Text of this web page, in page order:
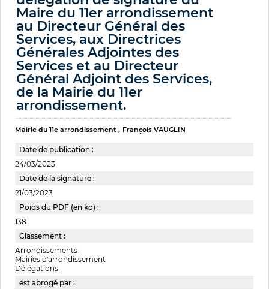
Maire du 11er arrondissement
au Directeur Général des
Services, aux Directrices
Générales Adjointes des
Services et au Directeur
Général Adjoint des Services,
de la Mairie du 11er
arrondissement.
Mairie du 11e arrondissement François VAUGLIN
Date de publication :
24/03/2023
Date de la signature :
21/03/2023
Poids du PDF (en ko) :
138
Classement :
Arrondissements
Mairies d'arrondissement
Délégations
est abrogé par :